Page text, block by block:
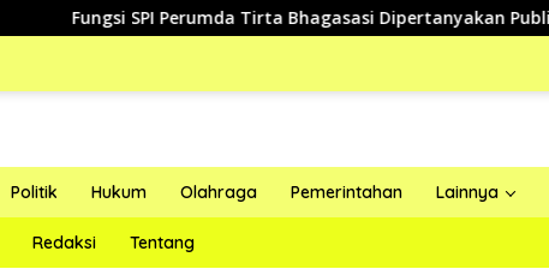
Fungsi SPI Perumda Tirta Bhagasasi Dipertanyakan Publik
Politik Hukum Olahraga Pemerintahan Lainnya
Redaksi Tentang